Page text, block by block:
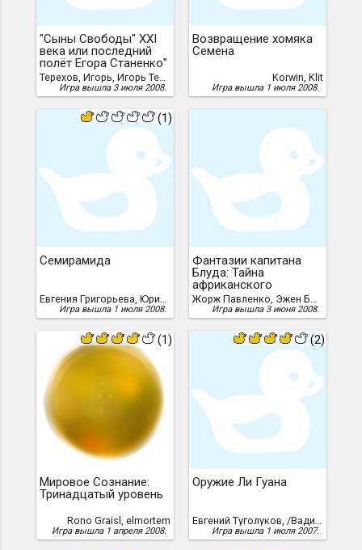
"Сыны Свободы" XXI
века или последний
полёт Егора Станенко"
Терехов, Игорь, Игорь Терехов (Platov), Platov
Игра вышла 3 июля 2008.
Возвращение хомяка
Семена
Korwin, Klit
Игра вышла 1 июля 2008.
(1)
Семирамида
Евгения Григорьева, Юрий Павленко /под псевдонимом Евгения Григорьева/
Игра вышла 1 июля 2008.
Фантазии капитана
Блуда: Тайна
африканского
бумеранга
Жорж Павленко, Эжен Бычков, Даниэль Мазаев, Тайна африканского бумеранга" Zer, Даниил Мазаев скачать
Игра вышла 3 июня 2008.
(1)
Мировое Сознание:
Тринадцатый уровень
Rono Graisl, elmortem
Игра вышла 1 апреля 2008.
(2)
Оружие Ли Гуана
Евгений Туголуков, /Вадим Балашов/, 2007 год
Игра вышла 1 июля 2007.